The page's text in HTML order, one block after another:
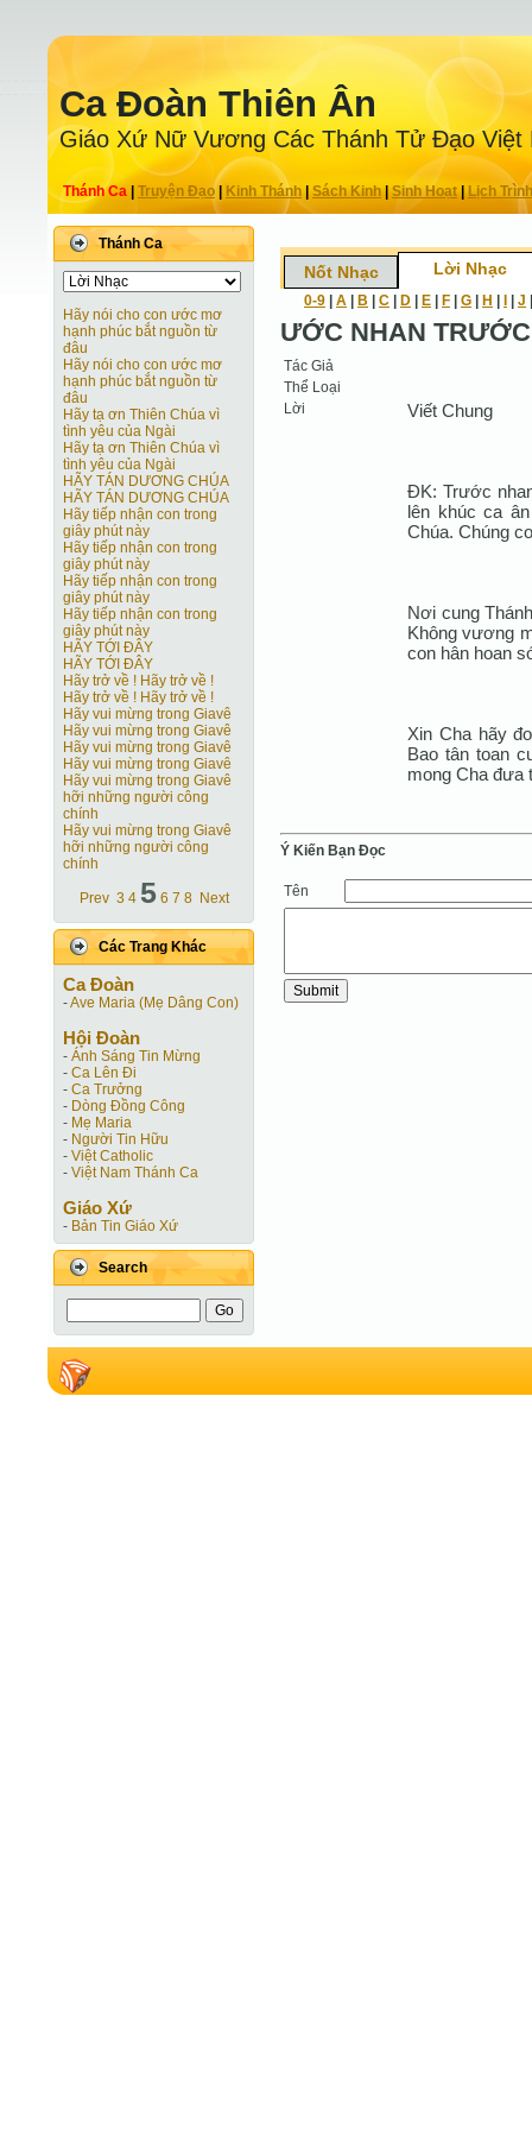
Ca Ðoàn Thiên Ân
Giáo Xứ Nữ Vương Các Thánh Tử Ðạo Việt
Thánh Ca Truyện Ðạo| Kinh Thánh Sách Kinh|Sinh Hoạt| Lịch Trình
Thánh Ca
Hãy nói cho con ước mơ
hạnh phúc bắt nguồn từ
đâu
Hãy nói cho con ước mơ
hạnh phúc bắt nguồn từ
đâu
Hãy tạ ơn Thiên Chúa vì
tình yêu của Ngài
Hãy tạ ơn Thiên Chúa vì
tình yêu của Ngài
HÃY TÁN DƯƠNG CHÚA
HÃY TÁN DƯƠNG CHÚA
Hãy tiếp nhận con trong
giây phút này
Hãy tiếp nhận con trong
giây phút này
Hãy tiếp nhận con trong
giây phút này
Hãy tiếp nhận con trong
giây phút này
HÃY TỚI ĐÂY
HÃY TỚI ĐÂY
Hãy trở về ! Hãy trở về !
Hãy trở về ! Hãy trở về !
Hãy vui mừng trong Giavê
Hãy vui mừng trong Giavê
Hãy vui mừng trong Giavê
Hãy vui mừng trong Giavê
Hãy vui mừng trong Giavê
hỡi những người công
chính
Hãy vui mừng trong Giavê
hỡi những người công
chính
Prev 3 4 5 6 7 8 Next
Các Trang Khác
Ca Ðoàn
-Ave Maria (Mẹ Dâng Con)
Hội Ðoàn
- Ánh Sáng Tin Mừng
- Ca Lên Đi
- Ca Trưởng
- Dòng Đồng Công
- Mẹ Maria
- Người Tin Hữu
- Việt Catholic
- Việt Nam Thánh Ca
Giáo Xứ
- Bản Tin Giáo Xứ
Search
Nốt Nhạc Lời Nhạc
0-9 A B C D E F G H J
ƯỚC NHAN TRƯỚC
Tác Giả
Thể Loại
Lời
Viết Chung
ĐK: Trước
lên khúc ca
Chúa. Chúng
Nơi cung
Không vương
con hân hoan
Xin Cha hãy
Bao tân toan
mong Cha đưa
Ý Kiến Bạn Ðọc
Tên